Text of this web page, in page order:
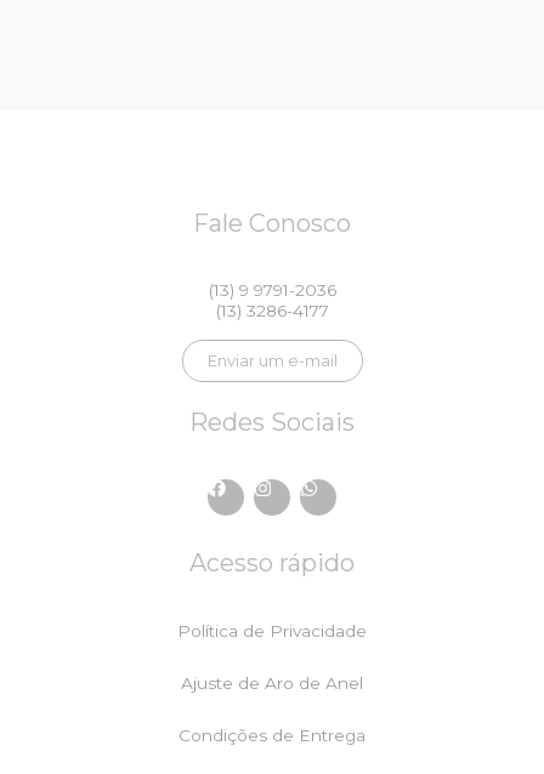
Fale Conosco
(13) 9 9791-2036
(13) 3286-4177
Enviar um e-mail
Redes Sociais
F
b
o
a
m
W
s
a
Acesso rápido
Política de Privacidade
Ajuste de Aro de Anel
Condições de Entrega